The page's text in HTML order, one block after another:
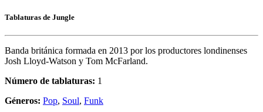
Tablaturas de Jungle
Banda británica formada en 2013 por los productores londinenses
Josh Lloyd-Watson y Tom McFarland.
Número de tablaturas: 1
Géneros: Pop, Soul, Funk